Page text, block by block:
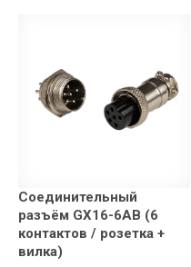
Соединительный
разъём GX16-6AB (6
контактов / розетка +
вилка)